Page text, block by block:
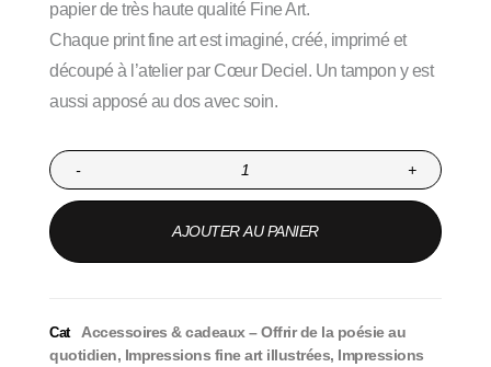
papier de très haute qualité Fine Art.
Chaque print fine art est imaginé, créé, imprimé et
découpé à l’atelier par Cœur Deciel. Un tampon y est
aussi apposé au dos avec soin.
+
-
AJOUTER AU PANIER
Cat
Accessoires & cadeaux – Offrir de la poésie au
quotidien, Impressions fine art illustrées, Impressions